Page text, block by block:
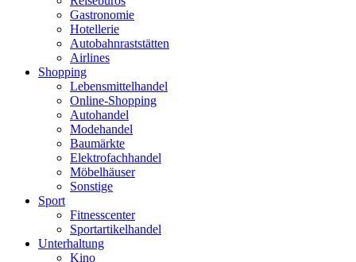
Gastronomie
Hotellerie
Autobahnraststätten
Airlines
Shopping
Lebensmittelhandel
Online-Shopping
Autohandel
Modehandel
Baumärkte
Elektrofachhandel
Möbelhäuser
Sonstige
Sport
Fitnesscenter
Sportartikelhandel
Unterhaltung
Kino